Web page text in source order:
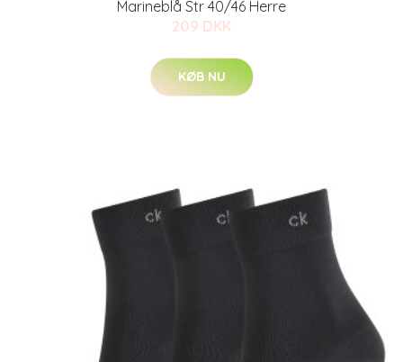
Marineblå Str 40/46 Herre
209 DKK
KØB NU